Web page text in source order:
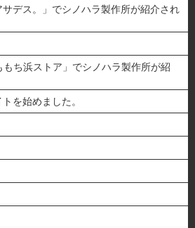
デス。」でシノハラ製作所が紹介され
ち浜ストア」でシノハラ製作所が紹
を始めました。